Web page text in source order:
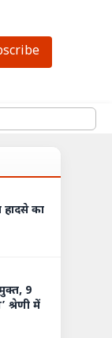
हादसे का
9
श्रेणी में